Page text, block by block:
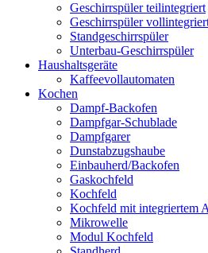
Geschirrspüler teilintegriert
Geschirrspüler
Standgeschirrspüler
Unterbau-Geschirrspüler
Haushaltsgeräte
Kaffeevollautomaten
Kochen
Dampf-Backofen
Dampfgar-Schublade
Dampfgarer
Dunstabzugshaube
Einbauherd/Backofen
Gaskochfeld
Kochfeld
Kochfeld mit integriertem
Mikrowelle
Modul Kochfeld